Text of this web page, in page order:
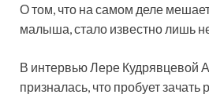
О том, что на самом деле
малыша, стало известно лишь
В интервью Лере Кудрявцевой
призналась, что пробует